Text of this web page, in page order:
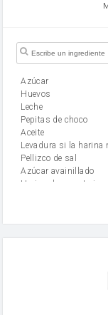
Azúcar
huevos
leche
Pepitas de choco
aceite
Levadura si la harina
Pellizco de sal
Azúcar avainillado
Harina de reposteria
mantequilla